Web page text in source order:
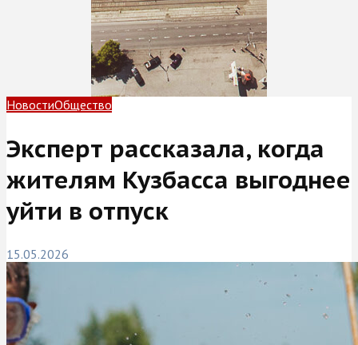
НовостиОбщество
Эксперт рассказала, когда
жителям Кузбасса выгоднее
уйти в отпуск
15.05.2026